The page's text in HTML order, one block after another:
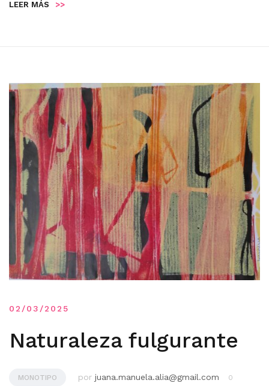
LEER MÁS >>
02/03/2025
Naturaleza fulgurante
MONOTIPO por juana.manuela.alia@gmail.com
0